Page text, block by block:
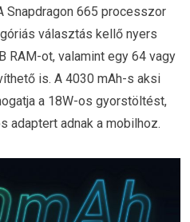
Snapdragon 665 processzor
választás kellő nyers
RAM-ot, valamint egy 64 vagy
is. A 4030 mAh-s aksi
a 18W-os gyorstöltést,
adaptert adnak a mobilhoz.